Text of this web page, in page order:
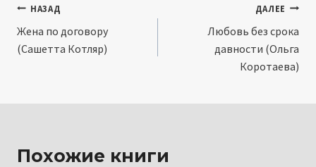
Навигация
по
НАЗАД
Жена по договору
(Сашетта Котляр)
ДАЛЕЕ
Любовь без срока
давности (Ольга
Коротаева)
Похожие книги